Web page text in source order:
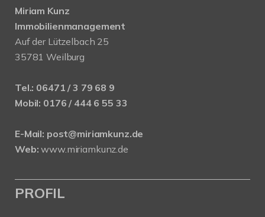
Miriam Kunz
Immobilienmanagement
Auf der Lützelbach 25
35781 Weilburg
Tel.: 06471 / 3 79 68 9
Mobil: 0176 / 444 6 55 33
E-Mail: post@miriamkunz.de
Web: www.miriamkunz.de
PROFIL